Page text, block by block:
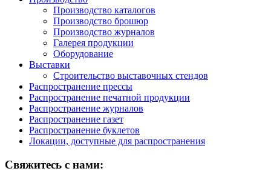
Производство каталогов
Производство брошюр
Производство журналов
Галерея продукции
Оборудование
Выставки
Строительство выставочных стендов
Распространение прессы
Распространение печатной продукции
Распространение журналов
Распространение газет
Распространение буклетов
Локации, доступные для распространения
Свяжитесь с нами: